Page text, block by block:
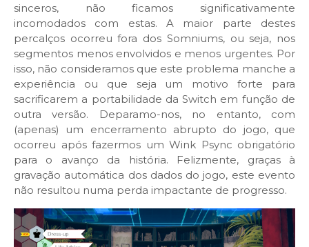
sinceros, não ficamos significativamente
incomodados com estas. A maior parte destes
percalços ocorreu fora dos Somniums, ou seja, nos
segmentos menos envolvidos e menos urgentes. Por
isso, não consideramos que este problema manche a
experiência ou que seja um motivo forte para
sacrificarem a portabilidade da Switch em função de
outra versão. Deparamo-nos, no entanto, com
(apenas) um encerramento abrupto do jogo, que
ocorreu após fazermos um Wink Psync obrigatório
para o avanço da história. Felizmente, graças à
gravação automática dos dados do jogo, este evento
não resultou numa perda impactante de progresso.